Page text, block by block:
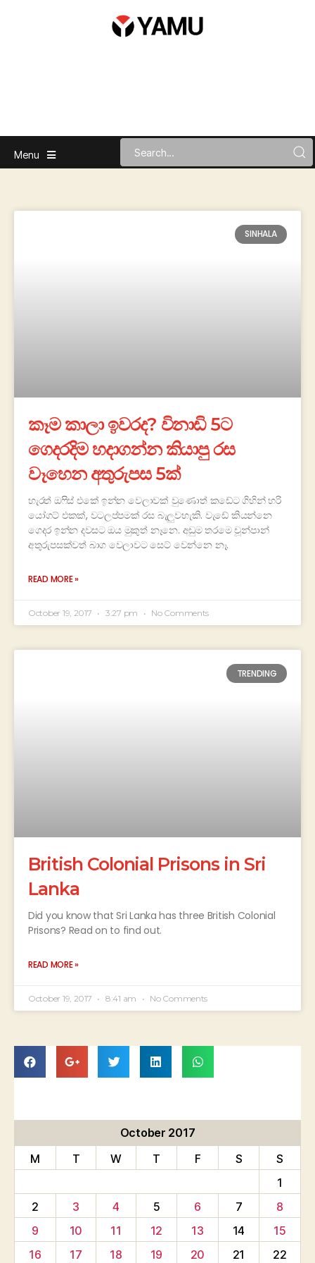
Menu
SINHALA
කෑම කාලා ඉවරද? විනාඩි 5ට
ගෙදරදිම හදාගන්න කියාපු රස
වෑහෙන අතුරුපස 5ක්
හැරත් ඔෆිස් එකේ ඉන්න වෙලාවක් වුණොත් කඩේට ගිහින් හරි
යෝගට් එකක්, වටලප්පමක් රස බැලුවහැකි. වැඩේ කියන්නෙ
ගෙදර ඉන්න දවසට ඔය මුකුත් නෑනෙ. අඩුම තරමෙ චූන්පාන්
අතුරුපසක්වත් බාග වෙලාවට සෙට් වෙන්නෙ නෑ.
READ MORE »
October 19, 2017 3:27 pm No Comments
TRENDING
British Colonial Prisons in Sri
Lanka
Did you know that Sri Lanka has three British Colonial
Prisons? Read on to find out.
READ MORE »
October 19, 2017 8:41 am No Comments
October 2017
M
T W T F S
S
1
2
3 4 5 6 7
8
9
10 11 12 13 14
15
16
17 18 19 20 21 22